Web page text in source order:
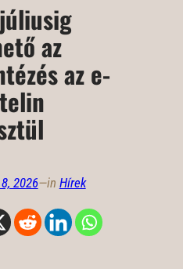
az
az e-
2026—in Hírek